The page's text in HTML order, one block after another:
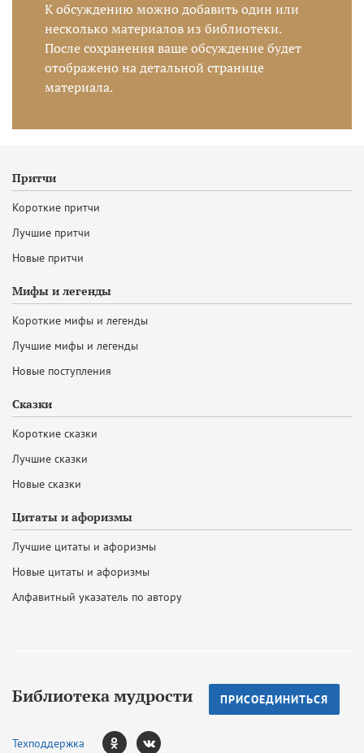
К обсуждению можно добавить один или
несколько материалов из библиотеки.
После сохранения ваше обсуждение будет
отображено на детальной странице
материала.
Притчи
Короткие притчи
Лучшие притчи
Новые притчи
Мифы и легенды
Короткие мифы и легенды
Лучшие мифы и легенды
Новые поступления
Сказки
Короткие сказки
Лучшие сказки
Новые сказки
Цитаты и афоризмы
Лучшие цитаты и афоризмы
Новые цитаты и афоризмы
Алфавитный указатель по автору
Библиотека мудрости ПРИСОЕДИНИТЬСЯ
Техподдержка